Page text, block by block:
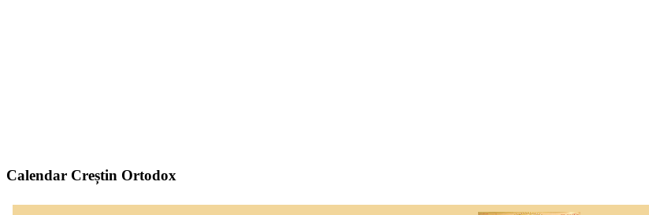
Calendar Creștin Ortodox